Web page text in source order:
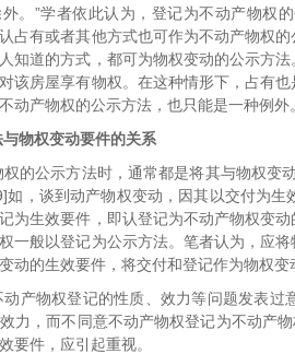
。”学者依此认为，登记为不动产物权
占有或者其他方式也可作为不动产物权
知道的方式，都可为物权变动的公示方
该房屋享有物权。在这种情形下，占有
动产物权的公示方法，也只能是一种例外
与物权变动要件的关系
的公示方法时，通常都是将其与物权变
如，谈到动产物权变动，因其以交付为
为生效要件，即认登记为不动产物权变
一般以登记为公示方法。笔者认为，应
动的生效要件，将交付和登记作为物权
动产物权登记的性质、效力等问题发表
力，而不同意不动产物权登记为不动产
要件，应引起重视。